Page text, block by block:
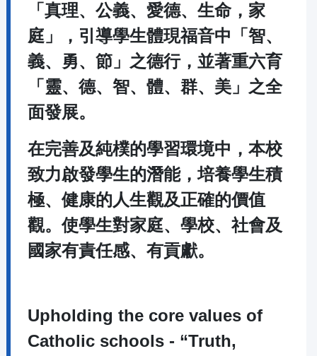
「真理、公義、愛德、生命，家
庭」，引導學生體現福音中「智、
義、勇、節」之德行，並著重六育
「靈、德、智、體、群、美」之全
面發展。
在完善及純樸的學習環境中，本校
致力啟發學生的潛能，培養學生積
極、健康的人生觀及正確的價值
觀。使學生對家庭、學校、社會及
國家有責任感、有貢獻。
Upholding the core values of
Catholic schools - “Truth,